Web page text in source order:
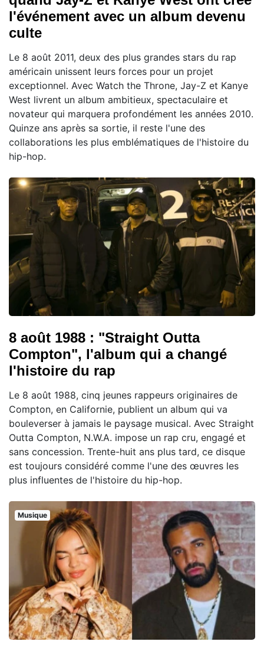
l'événement avec un album devenu
culte
Le 8 août 2011, deux des plus grandes stars du rap
américain unissent leurs forces pour un projet
exceptionnel. Avec Watch the Throne, Jay-Z et Kanye
West livrent un album ambitieux, spectaculaire et
novateur qui marquera profondément les années 2010.
Quinze ans après sa sortie, il reste l'une des
collaborations les plus emblématiques de l'histoire du
hip-hop.
8 août 1988 : "Straight Outta
Compton", l'album qui a changé
l'histoire du rap
Le 8 août 1988, cinq jeunes rappeurs originaires de
Compton, en Californie, publient un album qui va
bouleverser à jamais le paysage musical. Avec Straight
Outta Compton, N.W.A. impose un rap cru, engagé et
sans concession. Trente-huit ans plus tard, ce disque
est toujours considéré comme l'une des œuvres les
plus influentes de l'histoire du hip-hop.
Musique